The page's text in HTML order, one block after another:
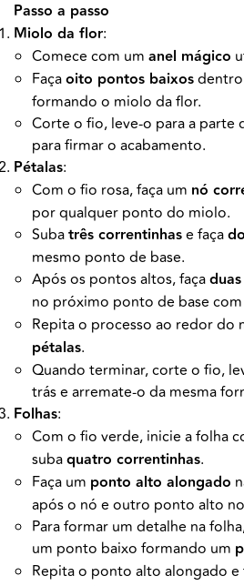
Passo a passo
Miolo da flor:
Comece com um anel mágico
Façaoito pontos baixos
formando o miolo da flor.
Corte o fio, leve-o para a parte
para firmar o acabamento.
Pétalas:
Com o fio rosa, faça um nó
por qualquer ponto do miolo.
Subatrês correntinhase faça
mesmo ponto de base.
Após os pontos altos, faça
no próximo ponto de base
Repita o processo ao redor do
pétalas.
Quando terminar, corte o fio,
trás e arremate-o da mesma
Folhas:
Com o fio verde, inicie a folha
subaquatro correntinhas.
Faça um ponto alto alongado
após o nó e outro ponto alto
Para formar um detalhe na
um ponto baixo formando um
Repita o ponto alto alongado e